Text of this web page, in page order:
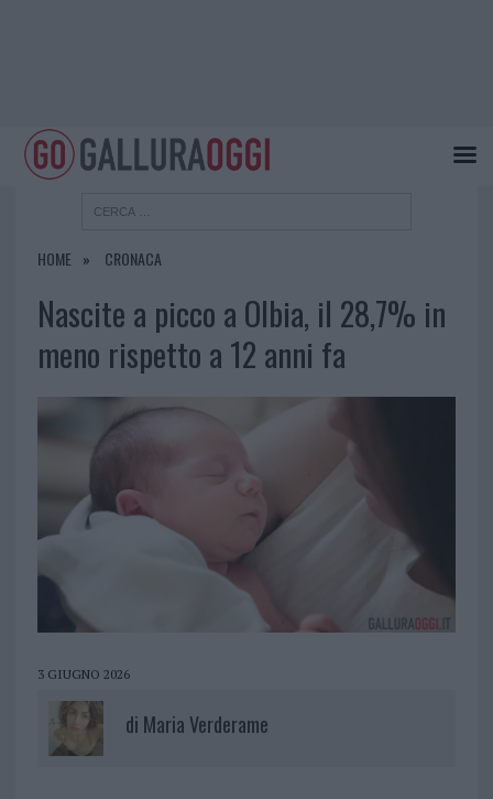
HOME CRONACA
Nascite a picco a Olbia, il 28,7% in
meno rispetto a 12 anni fa
3 GIUGNO 2026
di Maria Verderame